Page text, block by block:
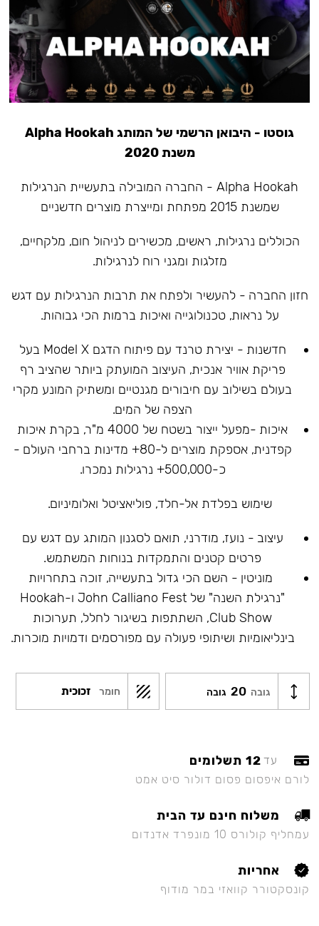
גוסטו - היבואן הרשמי של המותג Alpha Hookah
משנת 2020
Alpha Hookah - החברה המובילה בתעשיית הנרגילות
שמשנת 2015 מפתחת ומייצרת מוצרים חדשניים
הכוללים נרגילות, ראשים, מכשירים לניהול חום, מלקחיים,
מזלגות ומגני רוח לנרגילות.
חזון החברה - להעשיר ולפתח את תרבות הנרגילות עם דגש
על נראות, טכנולוגייה ואיכות ברמות הכי גבוהות.
חדשנות - יצירת טרנד עם פיתוח הדגם Model X בעל
פריקת אוויר אנכית, העיצוב המועתק ביותר שהציב רף
בעולם בשילוב עם חיבורים מגנטיים ומשתיק המונע מקרי
הצפה של המים.
איכות -מפעל ייצור בשטח של 4000 מ"ר, בקרת איכות
קפדנית, אספקת מוצרים ל-80+ מדינות ברחבי העולם -
כ-500,000+ נרגילות נמכרו.
שימוש בפלדת אל-חלד, פוליאציטל ואלומיניום.
עיצוב - נועז, מודרני, תואם לסגנון המותג עם דגש עם
פרטים קטנים והתמקדות בנוחות המשתמש.
מוניטין - השם הכי גדול בתעשייה, זוכה בתחרויות
"נרגילת השנה" של John Calliano Fest ו-Hookah
Club Show, השתתפות בשיגור לחלל, תערוכות
בינליאומיות ושיתופי פעולה עם מפורסמים ודמויות מוכרות.
גובה 20 גובה חומר זכוכית
עד 12 תשלומים
לורם איפסום פסום דולור סיט אמט
משלוח חינם עד הבית
עמחליף קולורס 10 מונפרד אדנדום
אחריות
קונסקטורר קוואזי במר מודוף